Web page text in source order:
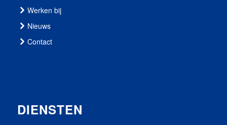
Werken bij
Nieuws
Contact
DIENSTEN